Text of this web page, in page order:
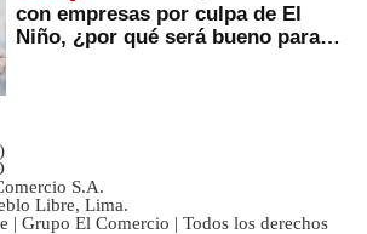
con empresas por culpa de El
Niño, ¿por qué será bueno para
S.A.
Libre, Lima.
| Grupo El Comercio | Todos los derechos